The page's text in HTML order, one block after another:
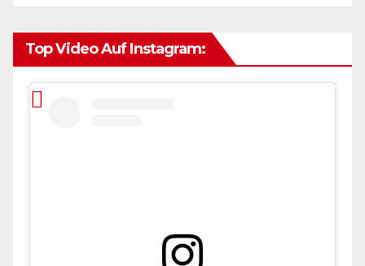
Top Video Auf Instagram: